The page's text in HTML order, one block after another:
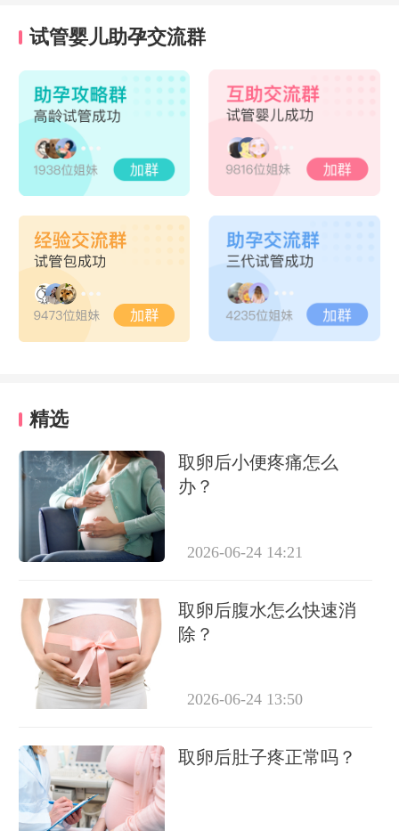
试管婴儿助孕交流群
精选
取卵后小便疼痛怎么
办？
2026-06-24 14:21
取卵后腹水怎么快速消
除？
2026-06-24 13:50
取卵后肚子疼正常吗？